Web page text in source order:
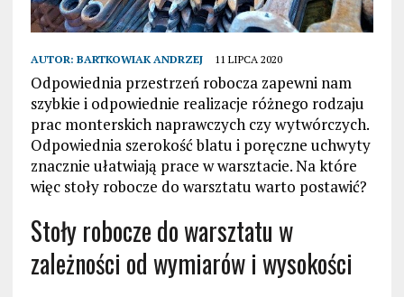
AUTOR: BARTKOWIAK ANDRZEJ 11 LIPCA 2020
Odpowiednia przestrzeń robocza zapewni nam
szybkie i odpowiednie realizacje różnego rodzaju
prac monterskich naprawczych czy wytwórczych.
Odpowiednia szerokość blatu i poręczne uchwyty
znacznie ułatwiają prace w warsztacie. Na które
więc stoły robocze do warsztatu warto postawić?
Stoły robocze do warsztatu w
zależności od wymiarów i wysokości